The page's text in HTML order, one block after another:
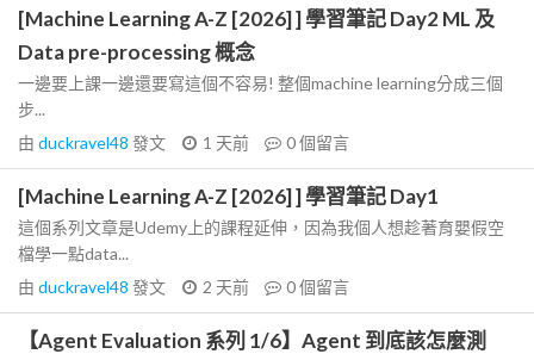
[Machine Learning A-Z [2026] ] 學習筆記 Day2 ML 及
Data pre-processing 概念
一邊要上課一邊還要寫這個不容易! 整個machine learning分成三個
步...
由 duckravel48 發文 1 天前 0個留言
[Machine Learning A-Z [2026] ] 學習筆記 Day1
這個系列文章是Udemy上的課程延伸，因為我個人想趁著育嬰假空
檔學一點data...
由 duckravel48 發文 2 天前 0個留言
【Agent Evaluation 系列 1/6】Agent 到底該怎麼測